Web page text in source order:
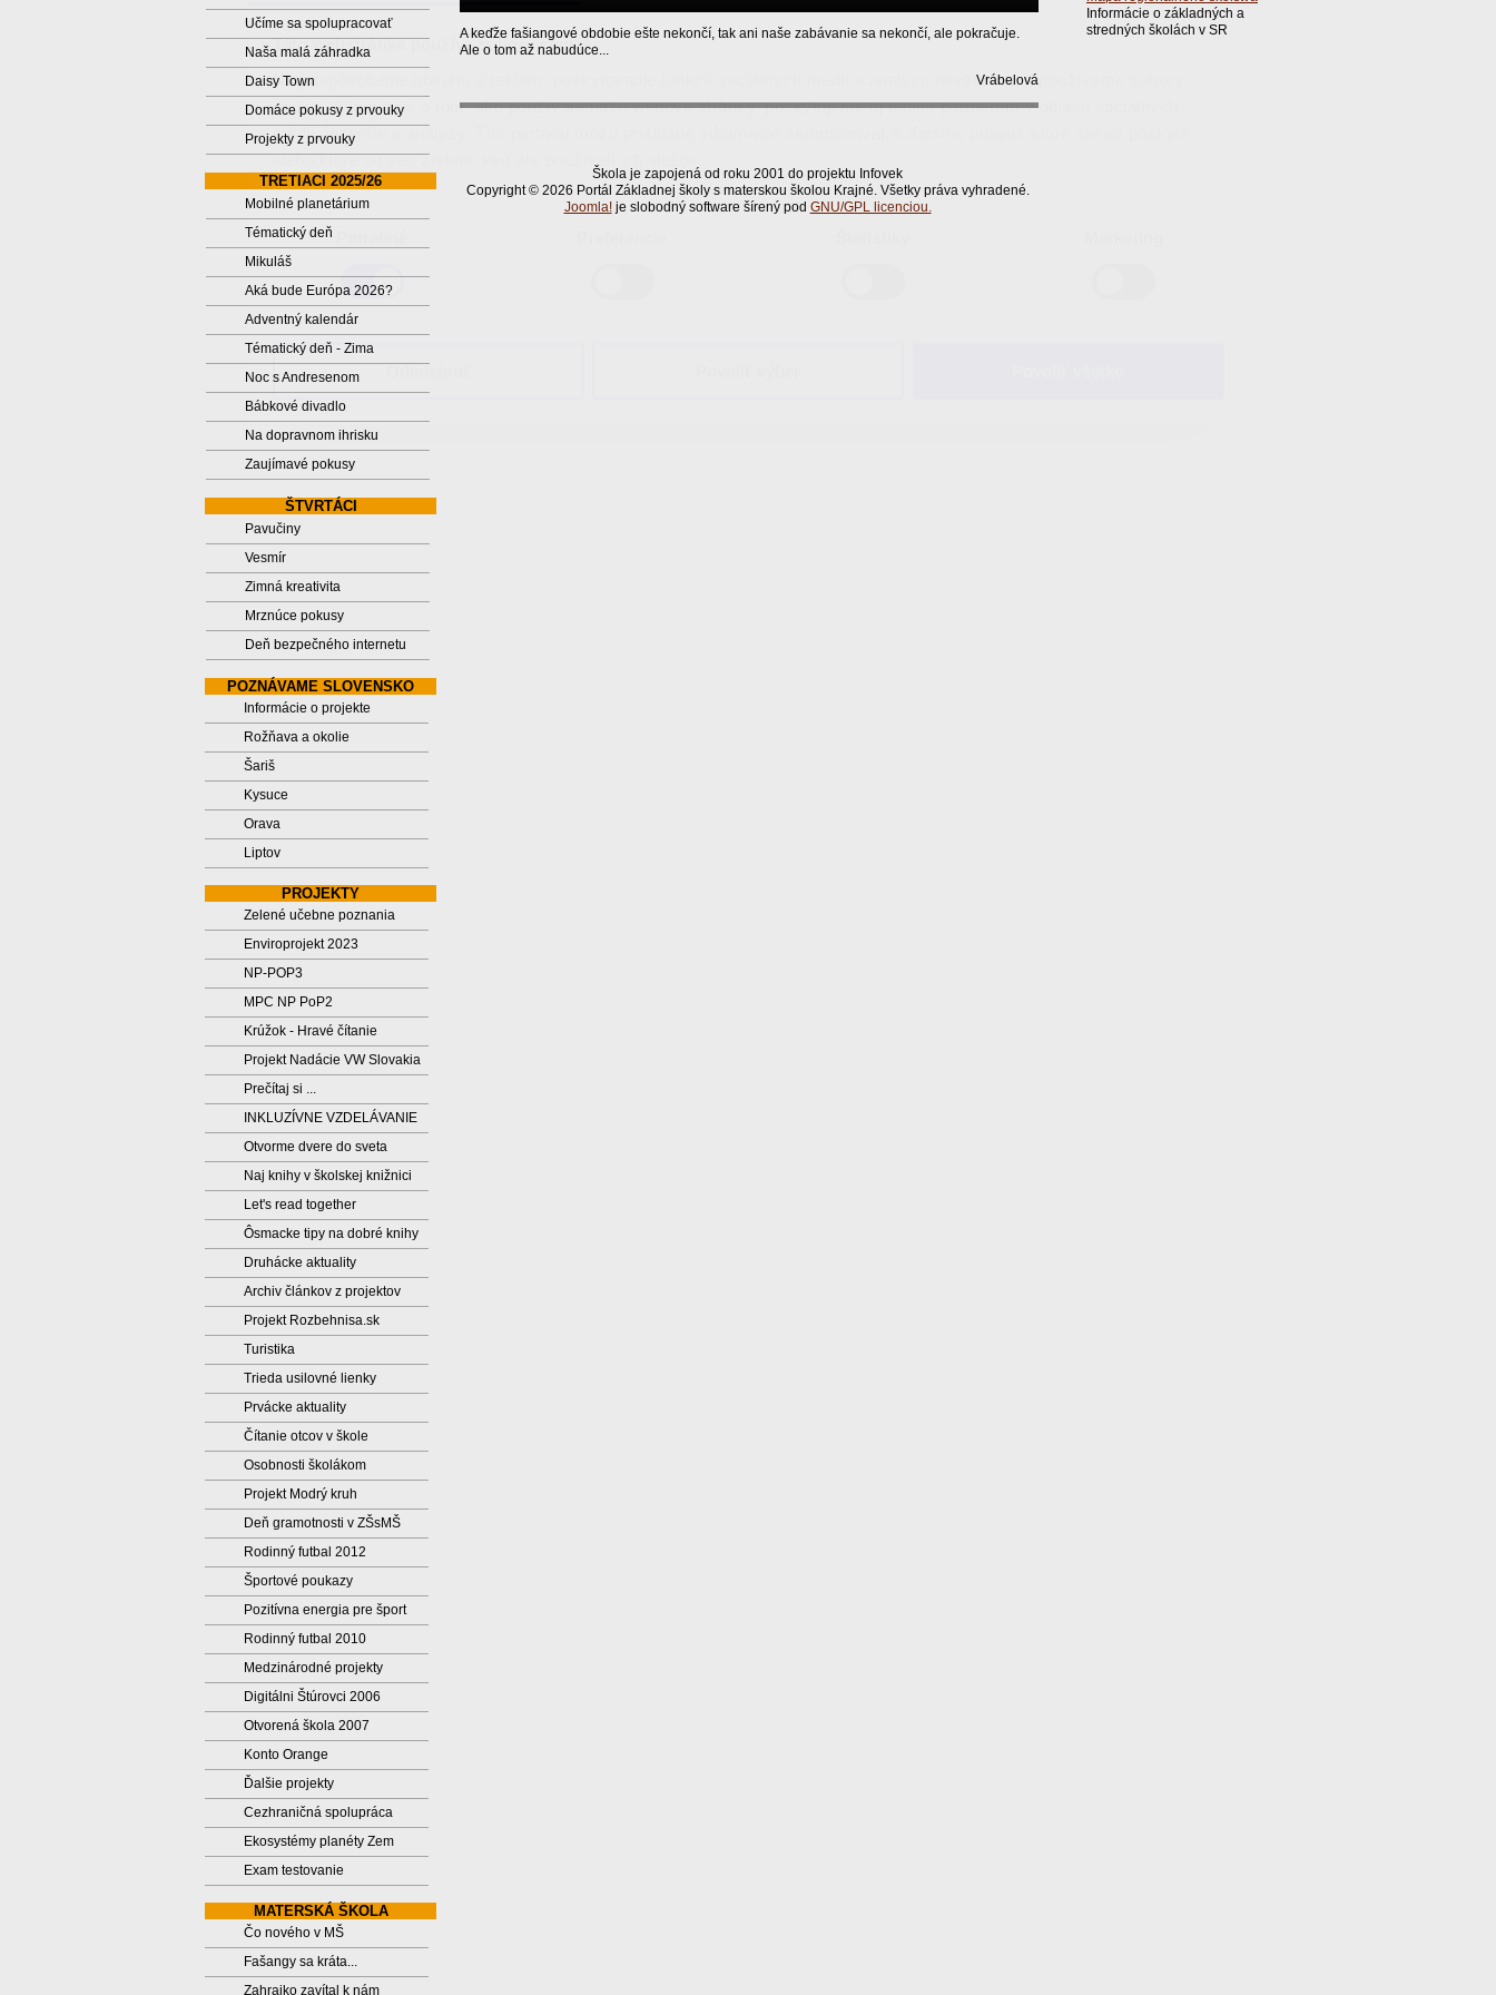
Táto webstránka používa súbory cookies
Na prispôsobenie obsahu a reklám, poskytovanie funkcií sociálnych médií a analýzu návštevnosti používame súbory
cookie. Informácie o tom, ako používate naše webové stránky, poskytujeme aj našim partnerom v oblasti sociálnych
médií, inzercie a analýzy. Títo partneri môžu príslušné informácie skombinovať s ďalšími údajmi, ktoré ste im poskytli
alebo ktoré od vás získali, keď ste používali ich služby.
Výber
súhlasu
Učíme sa spolupracovať
Naša malá záhradka
Daisy Town
Domáce pokusy z prvouky
Projekty z prvouky
TRETIACI 2025/26
Mobilné planetárium
Tématický deň
Mikuláš
Aká bude Európa 2026?
Adventný kalendár
Tématický deň - Zima
Noc s Andresenom
Bábkové divadlo
Na dopravnom ihrisku
Zaujímavé pokusy
ŠTVRTÁCI
Pavučiny
Vesmír
Zimná kreativita
Mrznúce pokusy
Deň bezpečného internetu
POZNÁVAME SLOVENSKO
Informácie o projekte
Rožňava a okolie
Šariš
Kysuce
Orava
Liptov
PROJEKTY
Zelené učebne poznania
Enviroprojekt 2023
NP-POP3
MPC NP PoP2
Krúžok - Hravé čítanie
Projekt Nadácie VW Slovakia
Prečítaj si ...
INKLUZÍVNE VZDELÁVANIE
Otvorme dvere do sveta
Naj knihy v školskej knižnici
Let's read together
Ôsmacke tipy na dobré knihy
Druhácke aktuality
Archiv článkov z projektov
Projekt Rozbehnisa.sk
Turistika
Trieda usilovné lienky
Prvácke aktuality
Čítanie otcov v škole
Osobnosti školákom
Projekt Modrý kruh
Deň gramotnosti v ZŠsMŠ
Rodinný futbal 2012
Športové poukazy
Pozitívna energia pre šport
Rodinný futbal 2010
Medzinárodné projekty
Digitálni Štúrovci 2006
Otvorená škola 2007
Konto Orange
Ďalšie projekty
Cezhraničná spolupráca
Ekosystémy planéty Zem
Exam testovanie
MATERSKÁ ŠKOLA
Čo nového v MŠ
Fašangy sa kráta...
Zahrajko zavítal k nám
A keďže fašiangové obdobie ešte nekončí, tak ani naše zabávanie sa nekončí, ale pokračuje.
Ale o tom až nabudúce...
Vrábelová
Škola je zapojená od roku 2001 do projektu Infovek
Copyright © 2026 Portál Základnej školy s materskou školou Krajné. Všetky práva vyhradené.
Joomla!je slobodný software šírený pod GNU/GPL licenciou.
Informácie o základných a
stredných školách v SR